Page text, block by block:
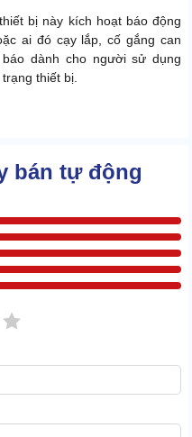
bị này kích hoạt báo động
ai đó cạy lắp, cố gắng can
dành cho người sử dụng
thiết bị.
minh
quyền truy cập hợp lệ của
bán tự động
5 sao